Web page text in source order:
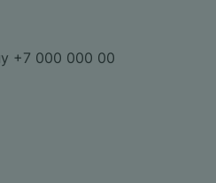
+7 000 000 00